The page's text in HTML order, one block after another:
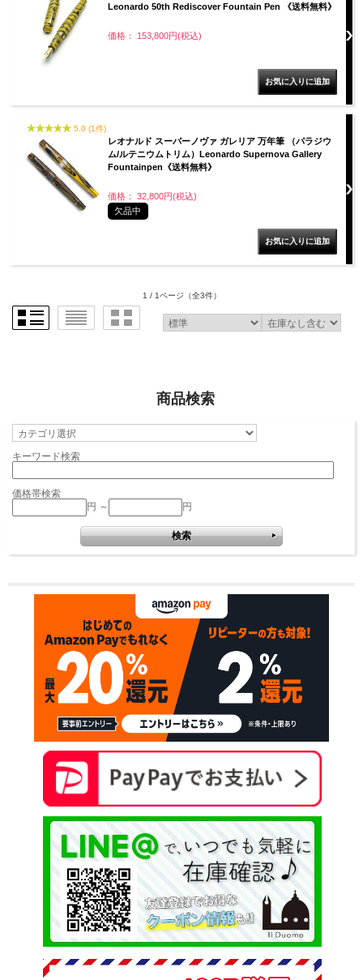
Leonardo 50th Rediscover Fountain Pen 《送料無料》
価格： 153,800円(税込)
5.0 (1件)
レオナルド スーパーノヴァ ガレリア 万年筆 （パラジウ
ム/ルテニウムトリム）Leonardo Supernova Gallery
Fountainpen《送料無料》
価格： 32,800円(税込)
欠品中
1 / 1ページ （全3件）
商品検索
キーワード検索
価格帯検索
円 ～
円